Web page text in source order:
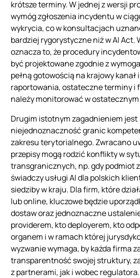
krótsze terminy. W jednej z wersji
wymóg zgłoszenia incydentu w
wykrycia, co w konsultacjach
bardziej rygorystyczne niż w AI Act.
oznacza to, że procedury
być projektowane zgodnie z
pełną gotowością na krajowy kanał
raportowania, ostateczne terminy i
należy monitorować w
Drugim istotnym zagadnieniem jest
niejednoznaczność granic
zakresu terytorialnego. Zwracano
przepisy mogą rodzić konflikty w
transgranicznych, np. gdy podmiot
świadczy usługi AI dla polskich
siedziby w kraju. Dla firm, które
lub online, kluczowe będzie
dostaw oraz jednoznaczne
providerem, kto deployerem, kto
organem i w ramach której
wyzwanie wymaga, by każda firma
transparentność swojej struktury,
z partnerami, jak i wobec regulatora.